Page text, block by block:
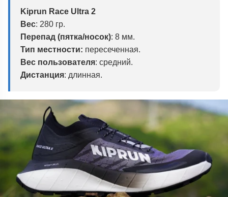
Kiprun Race Ultra 2
Вес: 280 гр.
Перепад (пятка/носок): 8 мм.
Тип местности: пересеченная.
Вес пользователя: средний.
Дистанция: длинная.